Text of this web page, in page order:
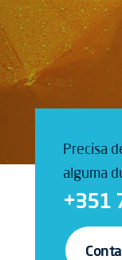
Precisa
alguma
+351